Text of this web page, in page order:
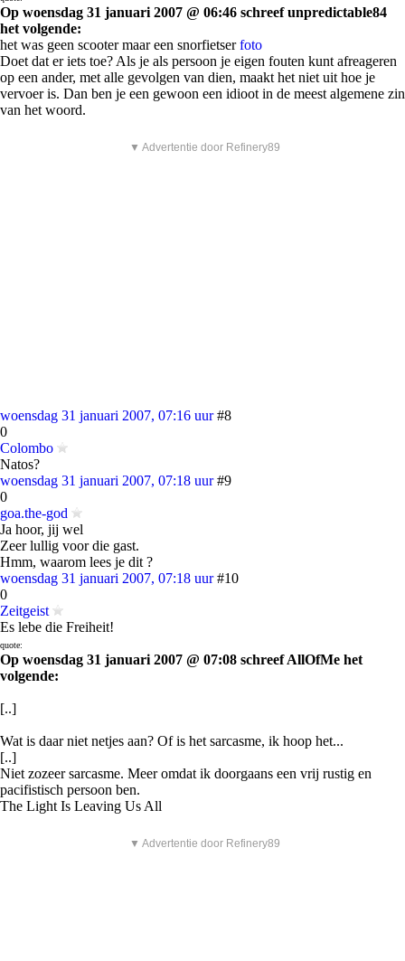
Op woensdag 31 januari 2007 @ 06:46 schreef unpredictable84
het volgende:
het was geen scooter maar een snorfietserfoto
Doet dat er iets toe? Als je als persoon je eigen fouten kunt afreageren
op een ander, met alle gevolgen van dien, maakt het niet uit hoe je
vervoer is. Dan ben je een gewoon een idioot in de meest algemene zin
van het woord.
▼ Advertentie door Refinery89
woensdag 31 januari 2007, 07:16 uur #8
0
Colombo
Natos?
woensdag 31 januari 2007, 07:18 uur #9
0
goa.the-god
Ja hoor, jij wel
Zeer lullig voor die gast.
Hmm, waarom lees je dit ?
woensdag 31 januari 2007, 07:18 uur #10
0
Zeitgeist
Es lebe die Freiheit!
quote:
Op woensdag 31 januari 2007 @ 07:08 schreef AllOfMe het
volgende:
[..]
Wat is daar niet netjes aan? Of is het sarcasme, ik hoop het...
[..]
Niet zozeer sarcasme. Meer omdat ik doorgaans een vrij rustig en
pacifistisch persoon ben.
The Light Is Leaving Us All
▼ Advertentie door Refinery89